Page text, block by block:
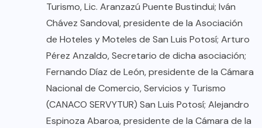
Turismo, Lic. Aranzazú Puente Bustindui; Iván
Chávez Sandoval, presidente de la Asociación
de Hoteles y Moteles de San Luis Potosí; Arturo
Pérez Anzaldo, Secretario de dicha asociación;
Fernando Díaz de León, presidente de la Cámara
Nacional de Comercio, Servicios y Turismo
(CANACO SERVYTUR) San Luis Potosí; Alejandro
Espinoza Abaroa, presidente de la Cámara de la